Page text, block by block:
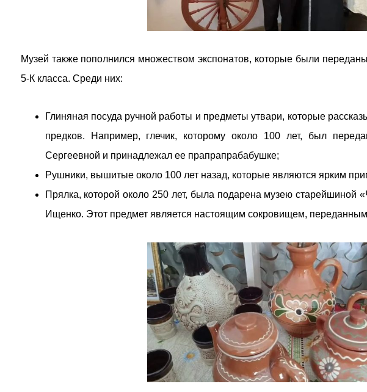
Музей также пополнился множеством экспонатов, которые были
5-К класса. Среди них:
Глиняная посуда ручной работы и предметы утвари, которые
предков. Например, глечик, которому около 100 лет, был
Сергеевной и принадлежал ее прапрапрабабушке;
Рушники, вышитые около 100 лет назад, которые являются ярким
Прялка, которой около 250 лет, была подарена музею старейшиной
Ищенко. Этот предмет является настоящим сокровищем, переданным